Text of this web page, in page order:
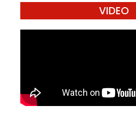
VIDEO